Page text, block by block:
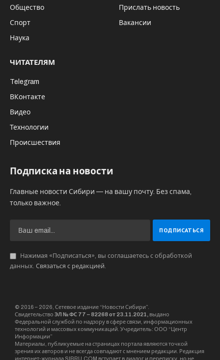
Общество
Спорт
Наука
Прислать новость
Вакансии
ЧИТАТЕЛЯМ
Telegram
ВКонтакте
Видео
Технологии
Происшествия
Подписка на новости
Главные новости Сибири — на вашу почту. Без спама,
только важное.
Нажимая «Подписаться», вы соглашаетесь с обработкой
данных. Связаться с редакцией.
© 2016 – 2026, Сетевое издание “Новости Сибири”.
Свидетельство ЭЛ № ФС 77 – 82268 от 23.11.2021, выдано
Федеральной службой по надзору в сфере связи, информационных
технологий и массовых коммуникаций. Учредитель: ООО “Центр
Информации”
Материалы, публикуемые на страницах портала являются точкой
зрения их авторов и не всегда совпадают с мнением редакции. Редакция
интернет-журнала SIBRU.COM вступает в диалог и переписку, но не